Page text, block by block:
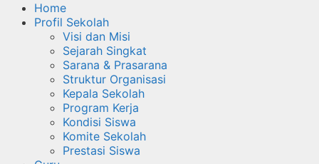
Home
Profil Sekolah
Visi dan Misi
Sejarah Singkat
Sarana & Prasarana
Struktur Organisasi
Kepala Sekolah
Program Kerja
Kondisi Siswa
Komite Sekolah
Prestasi Siswa